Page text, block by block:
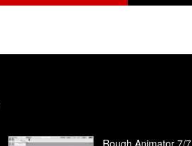
Rough Animator 7/7